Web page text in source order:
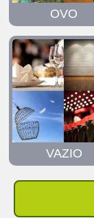
OVO
VAZIO